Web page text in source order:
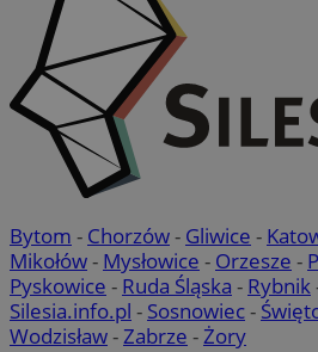
Bytom - Chorzów- Gliwice -
Mikołów- Mysłowice - Orzesze -
Pyskowice - Ruda Śląska - Rybnik
Silesia.info.pl - Sosnowiec-
Wodzisław-Zabrze -Żory